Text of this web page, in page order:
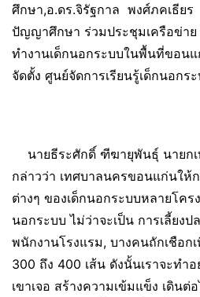
ศึกษา,อ.ดร.จิรัฐกาล พงศ์ภคเธีย
ปัญญาศึกษา ร่วมประชุมเครือข่า
ทำงานเด็กนอกระบบในพื้นที่ขอนแ
จัดตั้ง ศูนย์จัดการเรียนรู้เด็กนอกร
นายธีระศักดิ์ ฑีฆายุพันธุ์ นายก
กล่าวว่า เทศบาลนครขอนแก่นให้
ต่างๆ ของเด็กนอกระบบหลายโคร
นอกระบบ ไม่ว่าจะเป็น การเลี้ยง
พนักงานโรงแรม, บางคนถักเชือก
300 ถึง 400 เส้น ดังนั้นเราจะทำ
เขาเจอ สร้างความเข้มแข็ง เดินต่